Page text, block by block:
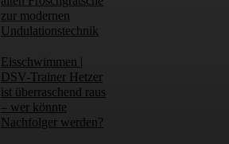
zur modernen
Undulationstechnik
Eisschwimmen |
DSV-Trainer Hetzer
ist überraschend raus
– wer könnte
Nachfolger werden?